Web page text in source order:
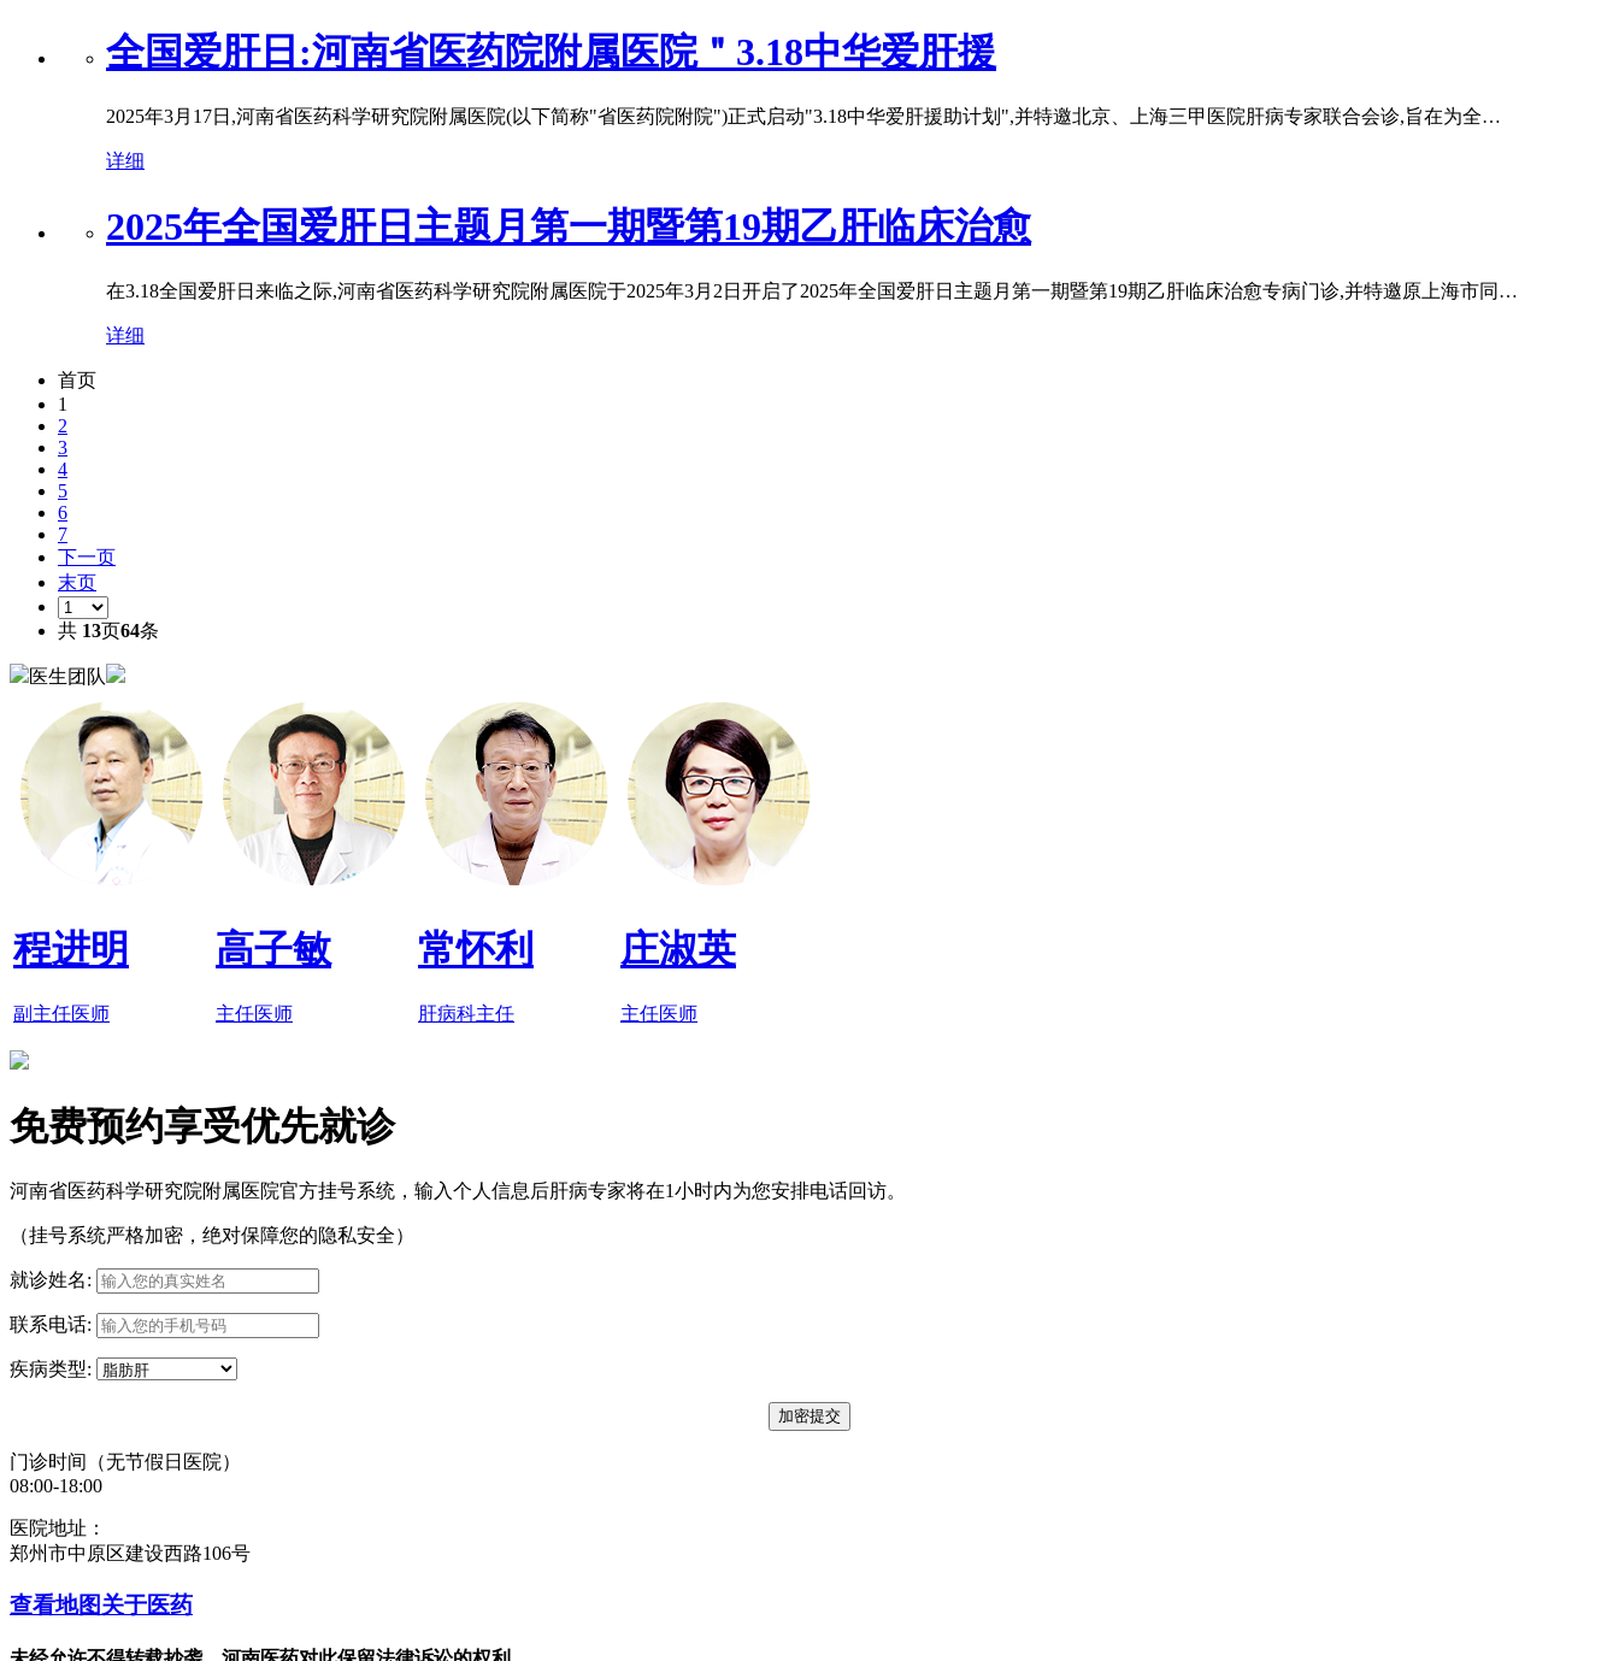
全国爱肝日:河南省医药院附属医院＂3.18中华爱肝援
2025年3月17日,河南省医药科学研究院附属医院(以下简称"省医药院附院")正式启动"3.18中华爱肝援助计划",并特邀北京、上海三甲医院肝病专家联合会诊,旨在为全…
详细
2025年全国爱肝日主题月第一期暨第19期乙肝临床治愈
在3.18全国爱肝日来临之际,河南省医药科学研究院附属医院于2025年3月2日开启了2025年全国爱肝日主题月第一期暨第19期乙肝临床治愈专病门诊,并特邀原上海市同…
详细
首页
1
2
3
4
5
6
7
下一页
末页
共 13页64条
医生团队
程进明
副主任医师
高子敏
主任医师
常怀利
肝病科主任
庄淑英
主任医师
免费预约享受优先就诊
河南省医药科学研究院附属医院官方挂号系统，输入个人信息后肝病专家将在1小时内为您安排电话回访。
（挂号系统严格加密，绝对保障您的隐私安全）
就诊姓名:
联系电话:
疾病类型:
门诊时间（无节假日医院）
08:00-18:00
医院地址：
郑州市中原区建设西路106号
查看地图关于医药